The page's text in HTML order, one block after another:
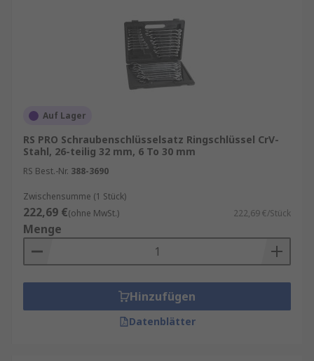
Auf Lager
RS PRO Schraubenschlüsselsatz Ringschlüssel CrV-
Stahl, 26-teilig 32 mm, 6 To 30 mm
RS Best.-Nr. 388-3690
Zwischensumme (1 Stück)
222,69 €(ohne MwSt.) 222,69 €/Stück
Menge
Hinzufügen
Datenblätter